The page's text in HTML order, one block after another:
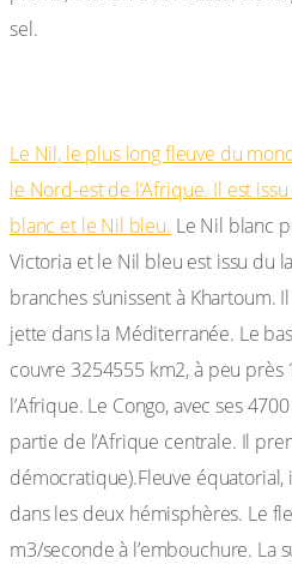
sel.
Le Nil, le plus long fleuve du
le Nord-est de l’Afrique. Il est
blanc et le Nil bleu. Le Nil blanc
Victoria et le Nil bleu est issu du
branches s’unissent à Khartoum.
jette dans la Méditerranée. Le
couvre 3254555 km2, à peu
l’Afrique. Le Congo, avec ses
partie de l’Afrique centrale. Il
démocratique).Fleuve
dans les deux hémisphères. Le
m3/seconde à l’embouchure. La